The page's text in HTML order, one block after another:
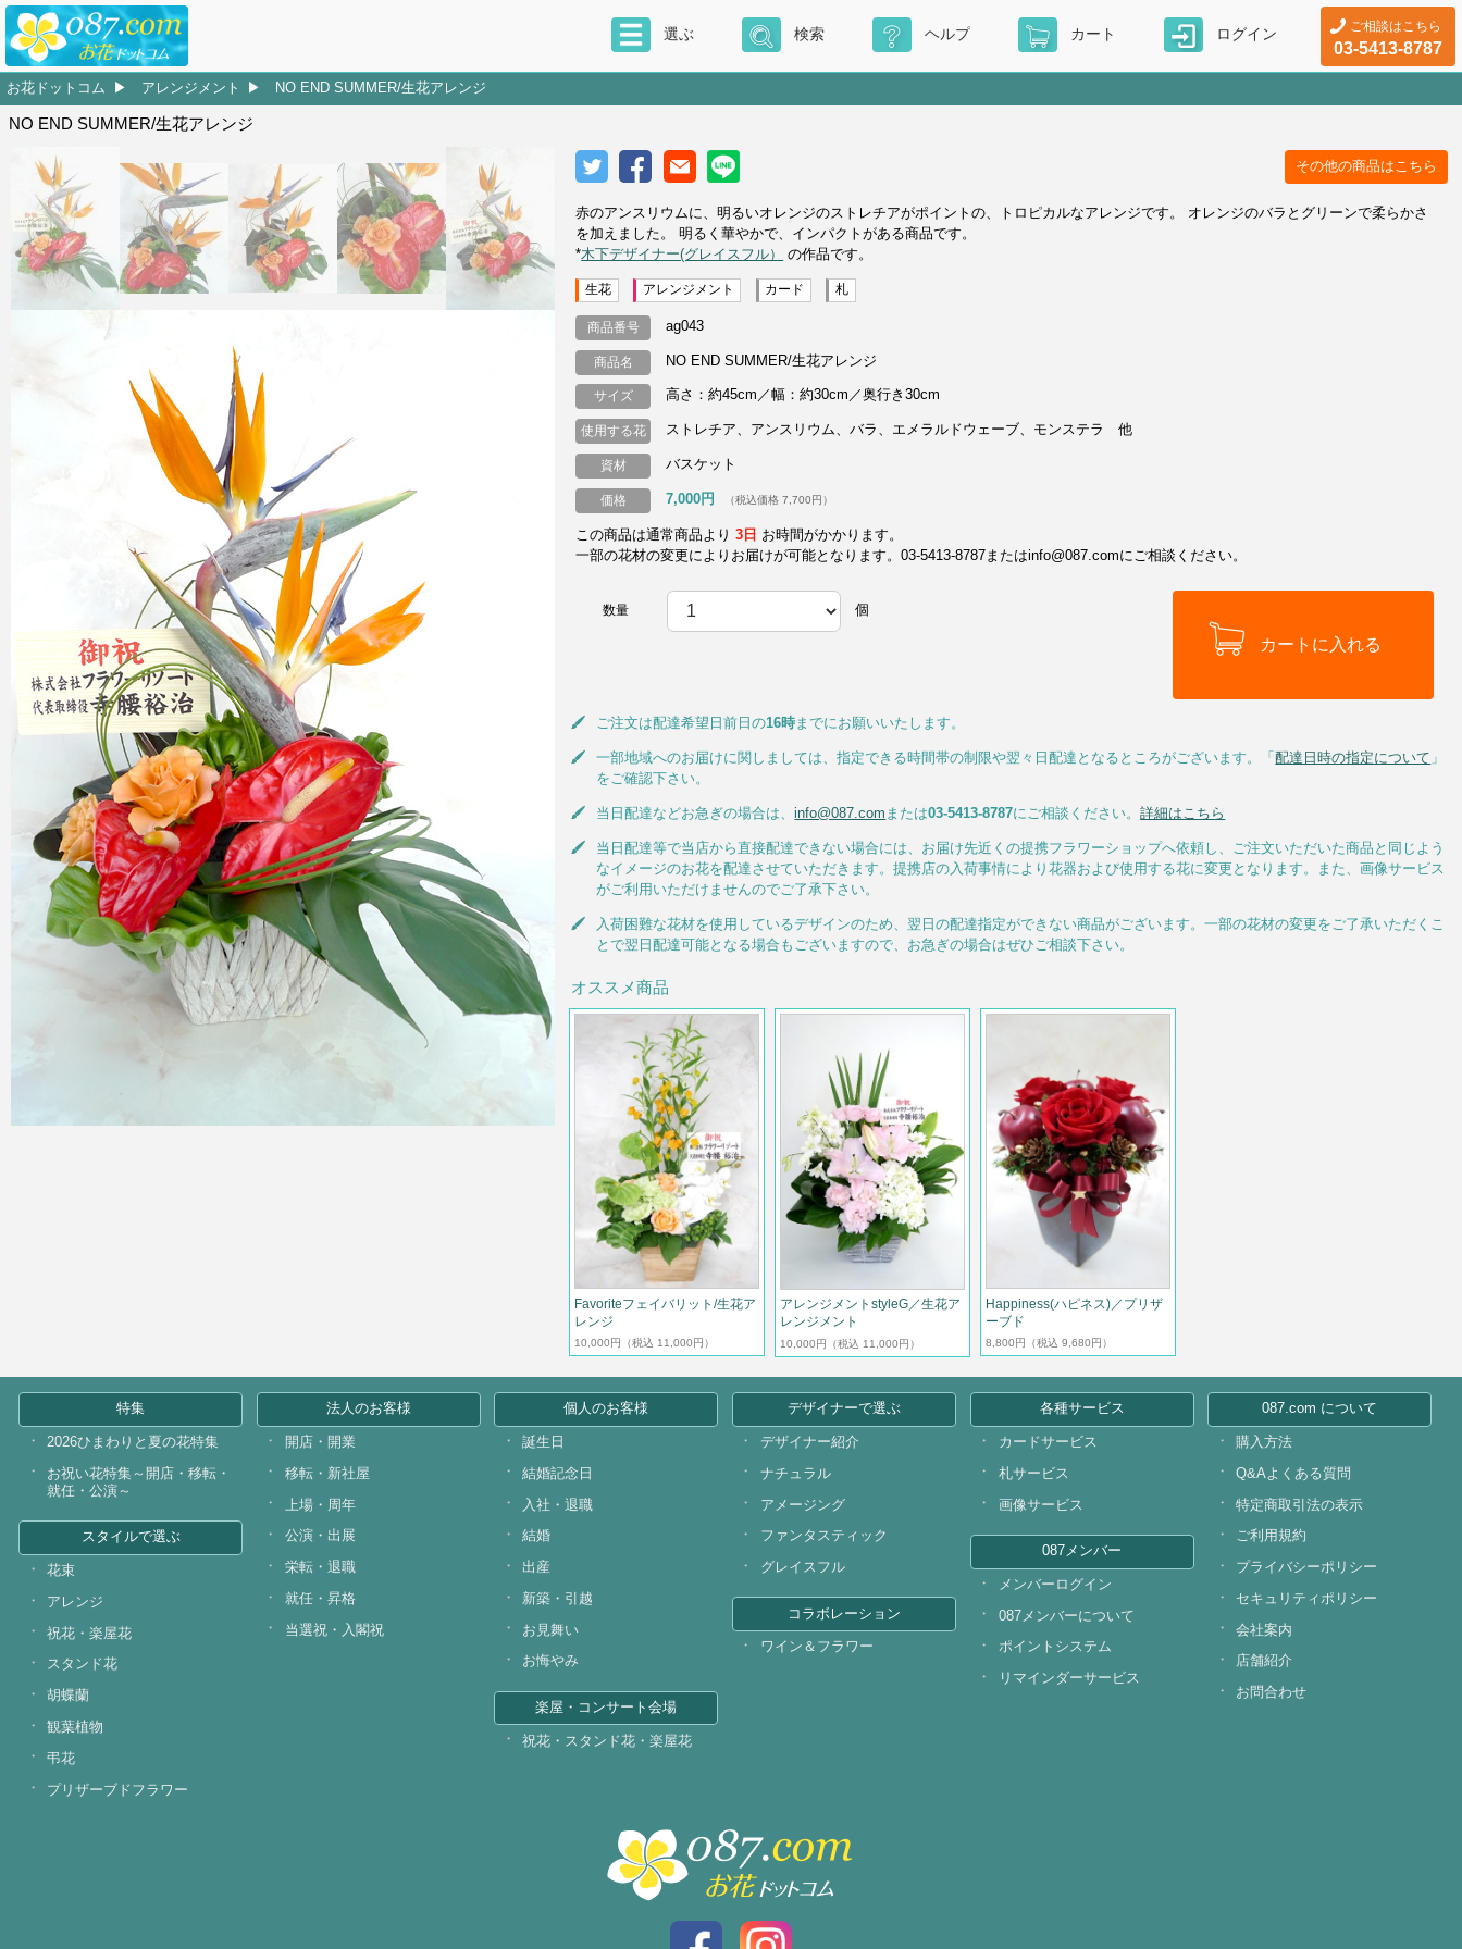
ご相談はこちら
03-5413-8787
選ぶ 検索 ヘルプ カート ログイン
お花ドットコム アレンジメント NO END SUMMER/生花アレンジ
NO END SUMMER/生花アレンジ
その他の商品はこちら
赤のアンスリウムに、明るいオレンジのストレチアがポイントの、トロピカルなアレンジです。 オレンジのバラとグリーンで柔らかさ
を加えました。 明るく華やかで、インパクトがある商品です。
*木下デザイナー(グレイスフル） の作品です。
生花 アレンジメント カード 札
商品番号 ag043
商品名 NO END SUMMER/生花アレンジ
サイズ 高さ：約45cm／幅：約30cm／奥行き30cm
使用する花 ストレチア、アンスリウム、バラ、エメラルドウェーブ、モンステラ 他
資材 バスケット
価格 7,000円 （税込価格 7,700円）
この商品は通常商品より3日 お時間がかかります。
一部の花材の変更によりお届けが可能となります。03-5413-8787またはinfo@087.comにご相談ください。
数量 個
ご注文は配達希望日前日の16時までにお願いいたします。
一部地域へのお届けに関しましては、指定できる時間帯の制限や翌々日配達となるところがございます。「配達日時の指定について 」
をご確認下さい。
当日配達などお急ぎの場合は、info@087.com または03-5413-8787にご相談ください。詳細はこちら
当日配達等で当店から直接配達できない場合には、お届け先近くの提携フラワーショップへ依頼し、ご注文いただいた商品と同じよう
なイメージのお花を配達させていただきます。提携店の入荷事情により花器および使用する花に変更となります。また、画像サービス
がご利用いただけませんのでご了承下さい。
入荷困難な花材を使用しているデザインのため、翌日の配達指定ができない商品がございます。一部の花材の変更をご了承いただくこ
とで翌日配達可能となる場合もございますので、お急ぎの場合はぜひご相談下さい。
オススメ商品
Favoriteフェイバリット/生花ア
レンジ
10,000円 （税込 11,000円）
アレンジメントstyleG／生花ア
レンジメント
10,000円 （税込 11,000円）
Happiness(ハピネス)／プリザ
ーブド
8,800円 （税込 9,680円）
特集
2026ひまわりと夏の花特集
お祝い花特集～開店・移転・
就任・公演～
スタイルで選ぶ
花束
アレンジ
祝花・楽屋花
スタンド花
胡蝶蘭
観葉植物
弔花
プリザーブドフラワー
法人のお客様
開店・開業
移転・新社屋
上場・周年
公演・出展
栄転・退職
就任・昇格
当選祝・入閣祝
個人のお客様
誕生日
結婚記念日
入社・退職
結婚
出産
新築・引越
お見舞い
お悔やみ
楽屋・コンサート会場
祝花・スタンド花・楽屋花
デザイナーで選ぶ
デザイナー紹介
ナチュラル
アメージング
ファンタスティック
グレイスフル
コラボレーション
ワイン＆フラワー
各種サービス
カードサービス
札サービス
画像サービス
087メンバー
メンバーログイン
087メンバーについて
ポイントシステム
リマインダーサービス
087.com について
購入方法
Q&Aよくある質問
特定商取引法の表示
ご利用規約
プライバシーポリシー
セキュリティポリシー
会社案内
店舗紹介
お問合わせ